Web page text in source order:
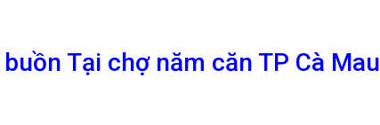
Tại chợ năm căn TP Cà Mau